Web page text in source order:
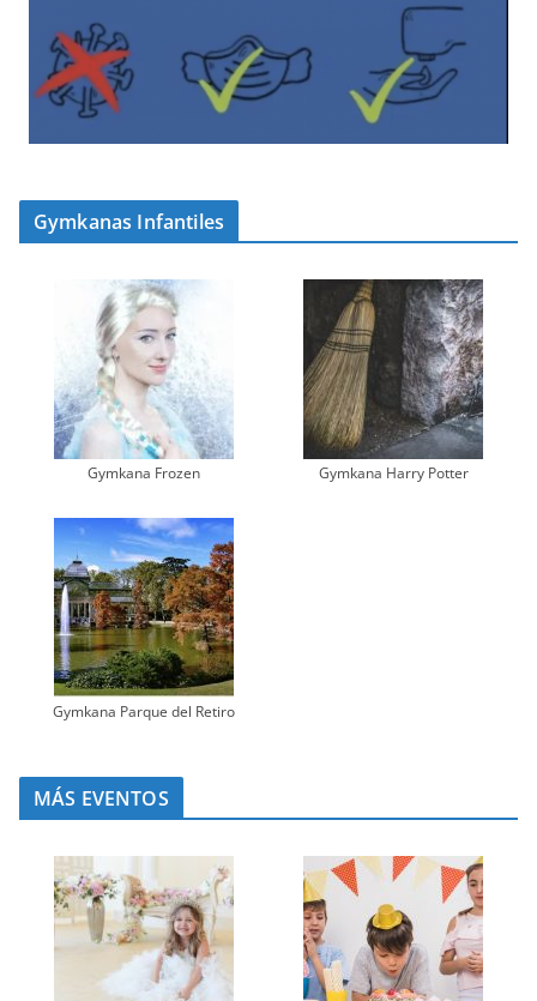
Gymkanas Infantiles
Gymkana Frozen Gymkana Harry Potter
Gymkana Parque del Retiro
MÁS EVENTOS